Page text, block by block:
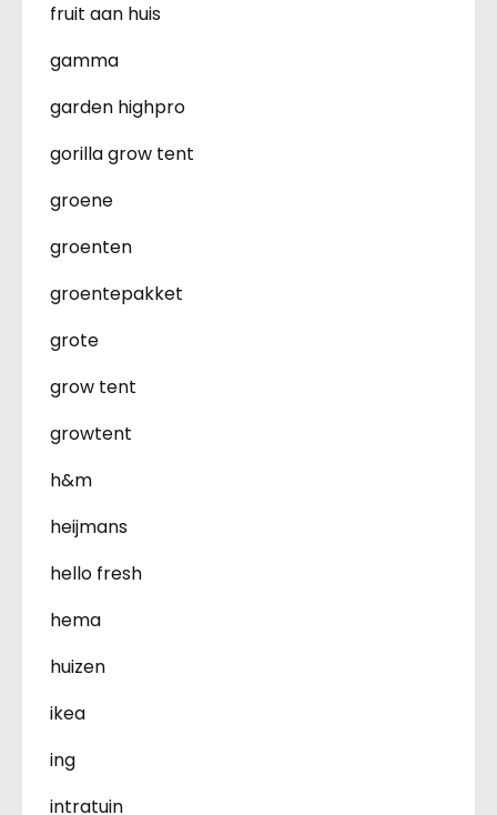
fruit aan huis
gamma
garden highpro
gorilla grow tent
groene
groenten
groentepakket
grote
grow tent
growtent
h&m
heijmans
hello fresh
hema
huizen
ikea
ing
intratuin